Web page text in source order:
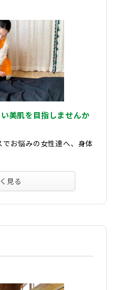
美肌を目指しませんか
お悩みの女性達へ、身体
見る